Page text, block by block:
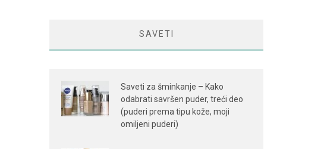
SAVETI
Saveti za šminkanje – Kako
odabrati savršen puder, treći deo
(puderi prema tipu kože, moji
omiljeni puderi)